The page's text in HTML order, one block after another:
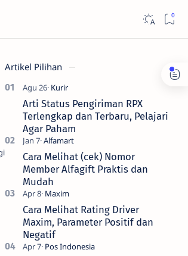
Artikel Pilihan
Arti Status Pengiriman RPX
Terlengkap dan Terbaru, Pelajari
Agar Paham
Cara Melihat (cek) Nomor
Member Alfagift Praktis dan
Mudah
Cara Melihat Rating Driver
Maxim, Parameter Positif dan
Negatif